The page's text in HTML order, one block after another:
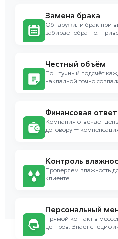
Замена брака
Обнаружили брак при
забирает обратно.
Честный объём
Поштучный подсчёт
накладной точно
Финансовая
Компания отвечает
договору —
Контроль
Проверяем влажность
клиенте.
Персональный
Прямой контакт в
центров. Знает